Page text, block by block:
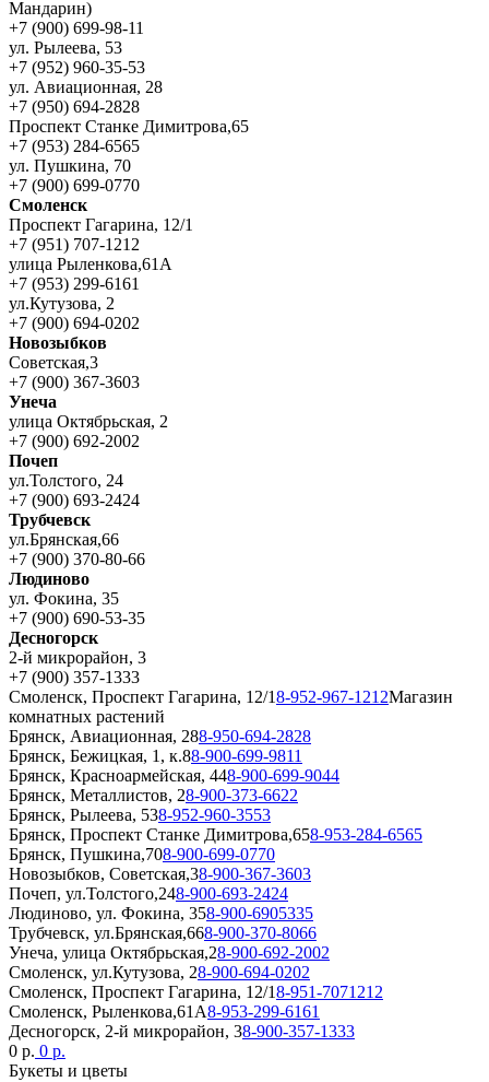
Мандарин)
+7 (900) 699-98-11
ул. Рылеева, 53
+7 (952) 960-35-53
ул. Авиационная, 28
+7 (950) 694-2828
Проспект Станке Димитрова,65
+7 (953) 284-6565
ул. Пушкина, 70
+7 (900) 699-0770
Смоленск
Проспект Гагарина, 12/1
+7 (951) 707-1212
улица Рыленкова,61А
+7 (953) 299-6161
ул.Кутузова, 2
+7 (900) 694-0202
Новозыбков
Советская,3
+7 (900) 367-3603
Унеча
улица Октябрьская, 2
+7 (900) 692-2002
Почеп
ул.Толстого, 24
+7 (900) 693-2424
Трубчевск
ул.Брянская,66
+7 (900) 370-80-66
Людиново
ул. Фокина, 35
+7 (900) 690-53-35
Десногорск
2-й микрорайон, 3
+7 (900) 357-1333
Смоленск, Проспект Гагарина, 12/18-952-967-1212Магазин
комнатных растений
Брянск, Авиационная, 288-950-694-2828
Брянск, Бежицкая, 1, к.88-900-699-9811
Брянск, Красноармейская, 448-900-699-9044
Брянск, Металлистов, 28-900-373-6622
Брянск, Рылеева, 538-952-960-3553
Брянск, Проспект Станке Димитрова,658-953-284-6565
Брянск, Пушкина,708-900-699-0770
Новозыбков, Советская,38-900-367-3603
Почеп, ул.Толстого,248-900-693-2424
Людиново, ул. Фокина, 358-900-6905335
Трубчевск, ул.Брянская,668-900-370-8066
Унеча, улица Октябрьская,28-900-692-2002
Смоленск, ул.Кутузова, 28-900-694-0202
Смоленск, Проспект Гагарина, 12/18-951-7071212
Смоленск, Рыленкова,61А8-953-299-6161
Десногорск, 2-й микрорайон, 38-900-357-1333
0 р. 0 р.
Букеты и цветы